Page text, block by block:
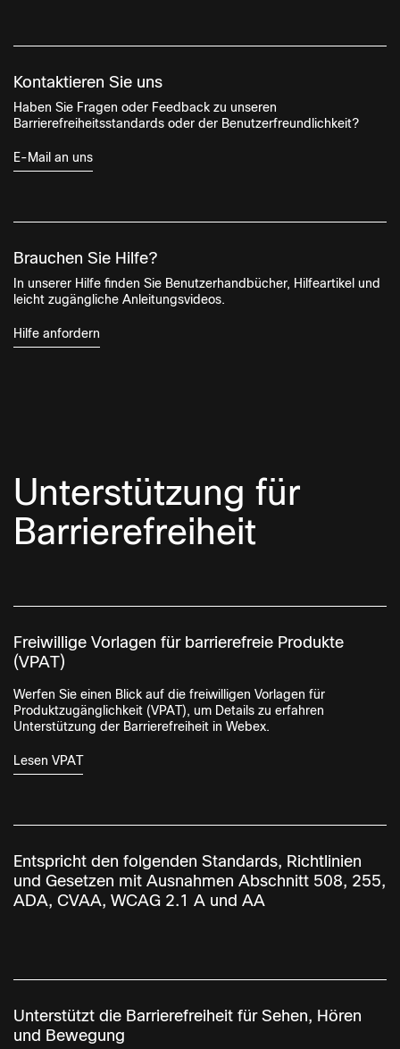
Kontaktieren Sie uns
Haben Sie Fragen oder Feedback zu unseren
Barrierefreiheitsstandards oder der Benutzerfreundlichkeit?
E-Mail an uns
Brauchen Sie Hilfe?
In unserer Hilfe finden Sie Benutzerhandbücher, Hilfeartikel und
leicht zugängliche Anleitungsvideos.
Hilfe anfordern
Unterstützung für
Barrierefreiheit
Freiwillige Vorlagen für barrierefreie Produkte
(VPAT)
Werfen Sie einen Blick auf die freiwilligen Vorlagen für
Produktzugänglichkeit (VPAT), um Details zu erfahren
Unterstützung der Barrierefreiheit in Webex.
Lesen VPAT
Entspricht den folgenden Standards, Richtlinien
und Gesetzen mit Ausnahmen Abschnitt 508, 255,
ADA, CVAA, WCAG 2.1 A und AA
Unterstützt die Barrierefreiheit für Sehen, Hören
und Bewegung